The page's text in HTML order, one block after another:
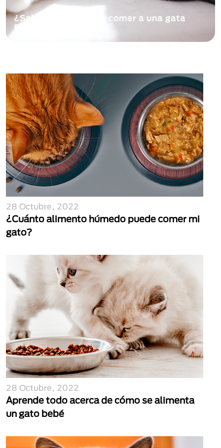
¿Sabes qué darle de comer a una gata
embarazada?
28 Octubre, 2022
¿Cuánto alimento húmedo puede comer mi
gato?
28 Octubre, 2022
Aprende todo acerca de cómo se alimenta
un gato bebé